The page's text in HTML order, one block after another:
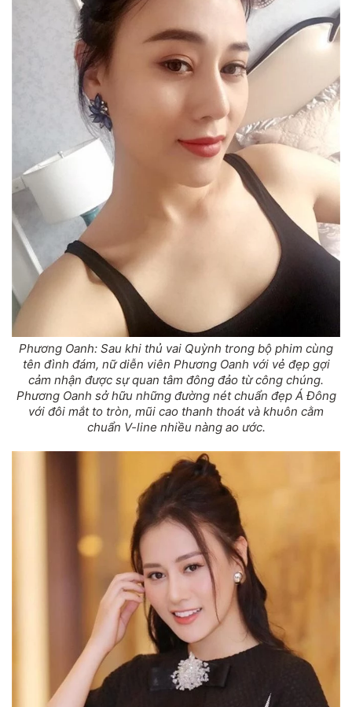
Phương Oanh: Sau khi thủ vai Quỳnh trong bộ phim cùng
tên đình đám, nữ diễn viên Phương Oanh với vẻ đẹp gợi
cảm nhận được sự quan tâm đông đảo từ công chúng.
Phương Oanh sở hữu những đường nét chuẩn đẹp Á Đông
với đôi mắt to tròn, mũi cao thanh thoát và khuôn cằm
chuẩn V-line nhiều nàng ao ước.